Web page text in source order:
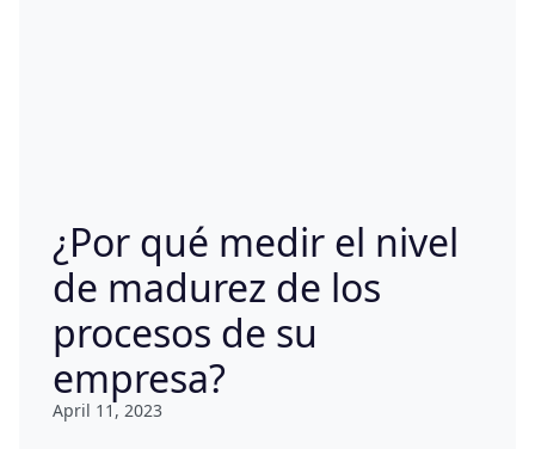
¿Por qué medir el nivel
de madurez de los
procesos de su
empresa?
April 11, 2023